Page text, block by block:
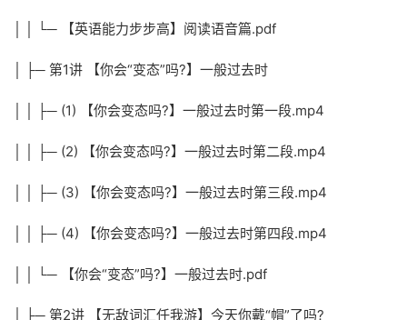
│ │ └─ 【英语能力步步高】阅读语音篇.pdf
│ ├─ 第1讲 【你会“变态”吗?】一般过去时
│ │ ├─ (1) 【你会变态吗?】一般过去时第一段.mp4
│ │ ├─ (2) 【你会变态吗?】一般过去时第二段.mp4
│ │ ├─ (3) 【你会变态吗?】一般过去时第三段.mp4
│ │ ├─ (4) 【你会变态吗?】一般过去时第四段.mp4
│ │ └─ 【你会“变态”吗?】一般过去时.pdf
│ ├─ 第2讲 【无敌词汇任我游】今天你戴“帽”了吗?